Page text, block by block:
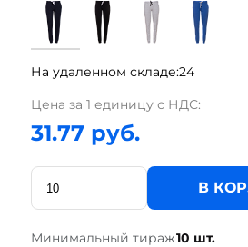
На удаленном складе:24
Цена за 1 единицу с НДС:
31.77 руб.
В
Минимальный тираж10 шт.